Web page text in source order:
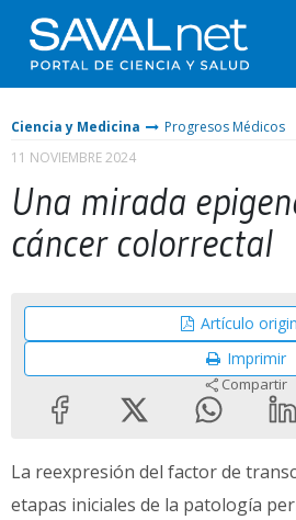
Ciencia y Medicina
Progresos Médicos
11 NOVIEMBRE 2024
Una mirada
cáncer colorrectal
Artículo
Imprimir
Compartir
La reexpresión del factor de
etapas iniciales de la patología